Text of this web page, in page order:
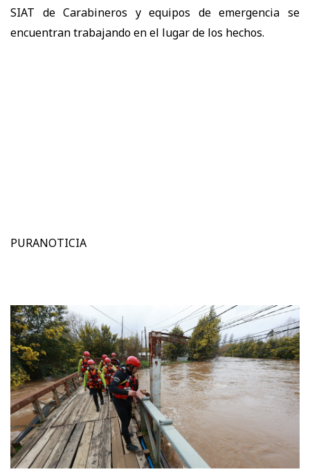
SIAT de Carabineros y equipos de emergencia se
encuentran trabajando en el lugar de los hechos.
PURANOTICIA